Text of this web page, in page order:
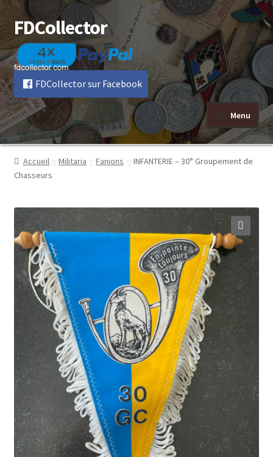
Aller
navigation
Aller
au
contenu
FDCollector
FDCollector sur Facebook
Menu
Accueil Militaria Fanions
INFANTERIE – 30° Groupement de
Chasseurs